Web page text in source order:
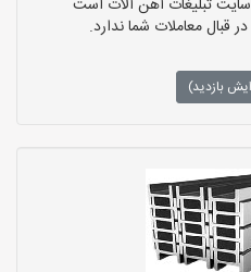
تبلیغات آهن آلات است
قبال معاملات شما ندارد.
بازدید)